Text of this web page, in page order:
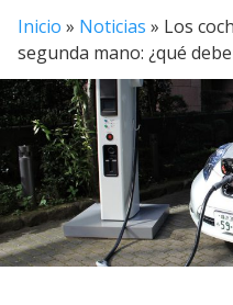
Inicio » Noticias » Los
segunda mano: ¿qué